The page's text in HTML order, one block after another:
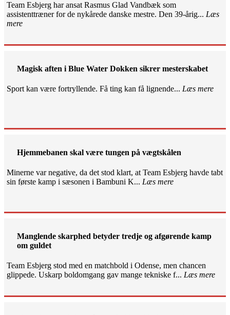
Team Esbjerg har ansat Rasmus Glad Vandbæk som
assistenttræner for de nykårede danske mestre. Den 39-årig... Læs
mere
Magisk aften i Blue Water Dokken sikrer mesterskabet
Sport kan være fortryllende. Få ting kan få lignende... Læs mere
Hjemmebanen skal være tungen på vægtskålen
Minerne var negative, da det stod klart, at Team Esbjerg havde tabt
sin første kamp i sæsonen i Bambuni K... Læs mere
Manglende skarphed betyder tredje og afgørende kamp
om guldet
Team Esbjerg stod med en matchbold i Odense, men chancen
glippede. Uskarp boldomgang gav mange tekniske f... Læs mere